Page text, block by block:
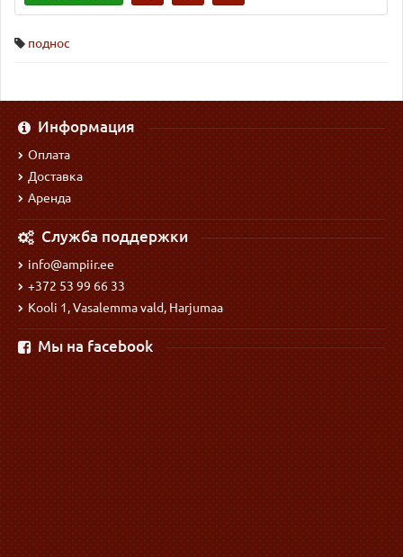
поднос
Информация
Оплата
Доставка
Аренда
Служба поддержки
info@ampiir.ee
+372 53 99 66 33
Kooli 1, Vasalemma vald, Harjumaa
Мы на facebook